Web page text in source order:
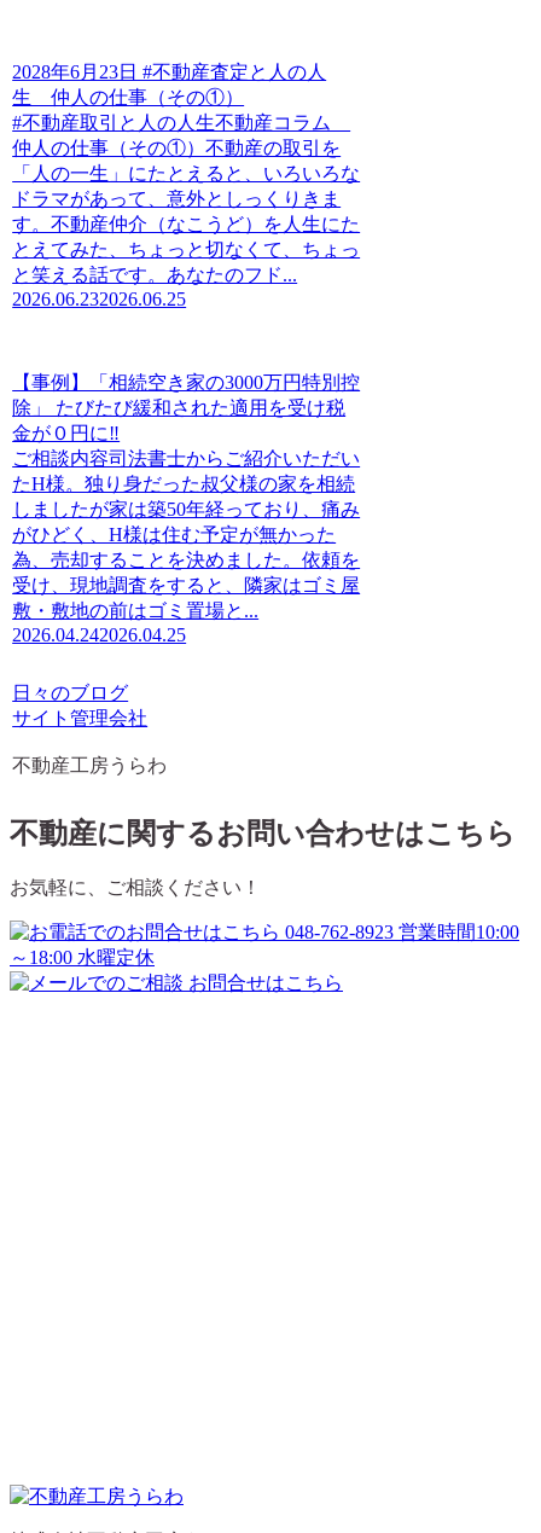
2028年6月23日 #不動産査定と人の人
生 仲人の仕事（その①）
#不動産取引と人の人生不動産コラム
仲人の仕事（その①）不動産の取引を
「人の一生」にたとえると、いろいろな
ドラマがあって、意外としっくりきま
す。不動産仲介（なこうど）を人生にた
とえてみた、ちょっと切なくて、ちょっ
と笑える話です。あなたのフド...
2026.06.232026.06.25
【事例】「相続空き家の3000万円特別控
除」 たびたび緩和された適用を受け税
金が０円に‼
ご相談内容司法書士からご紹介いただい
たH様。独り身だった叔父様の家を相続
しましたが家は築50年経っており、痛み
がひどく、H様は住む予定が無かった
為、売却することを決めました。依頼を
受け、現地調査をすると、隣家はゴミ屋
敷・敷地の前はゴミ置場と...
2026.04.242026.04.25
日々のブログ
サイト管理会社
不動産工房うらわ
不動産に関するお問い合わせはこちら
お気軽に、ご相談ください！